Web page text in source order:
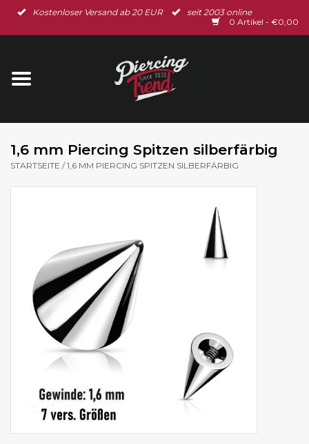
Kostenloser Versand ab 20 EUR
seit 2003 online
0 Artikel - €0,00
Startseite
Ohrschmuck
BLOG
1,6 mm Piercing Spitzen silberfärbig
STARTSEITE /1,6 MM PIERCING SPITZEN SILBERFÄRBIG